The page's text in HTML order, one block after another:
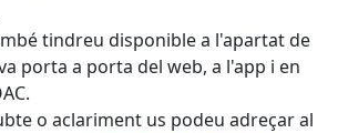
tindreu disponible a l'apartat de
porta a porta del web, a l'app i en
o aclariment us podeu adreçar al